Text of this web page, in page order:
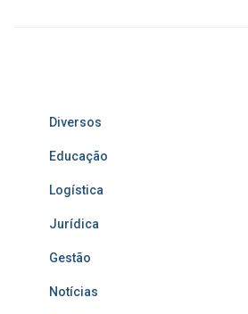
Diversos
Educação
Logística
Jurídica
Gestão
Notícias